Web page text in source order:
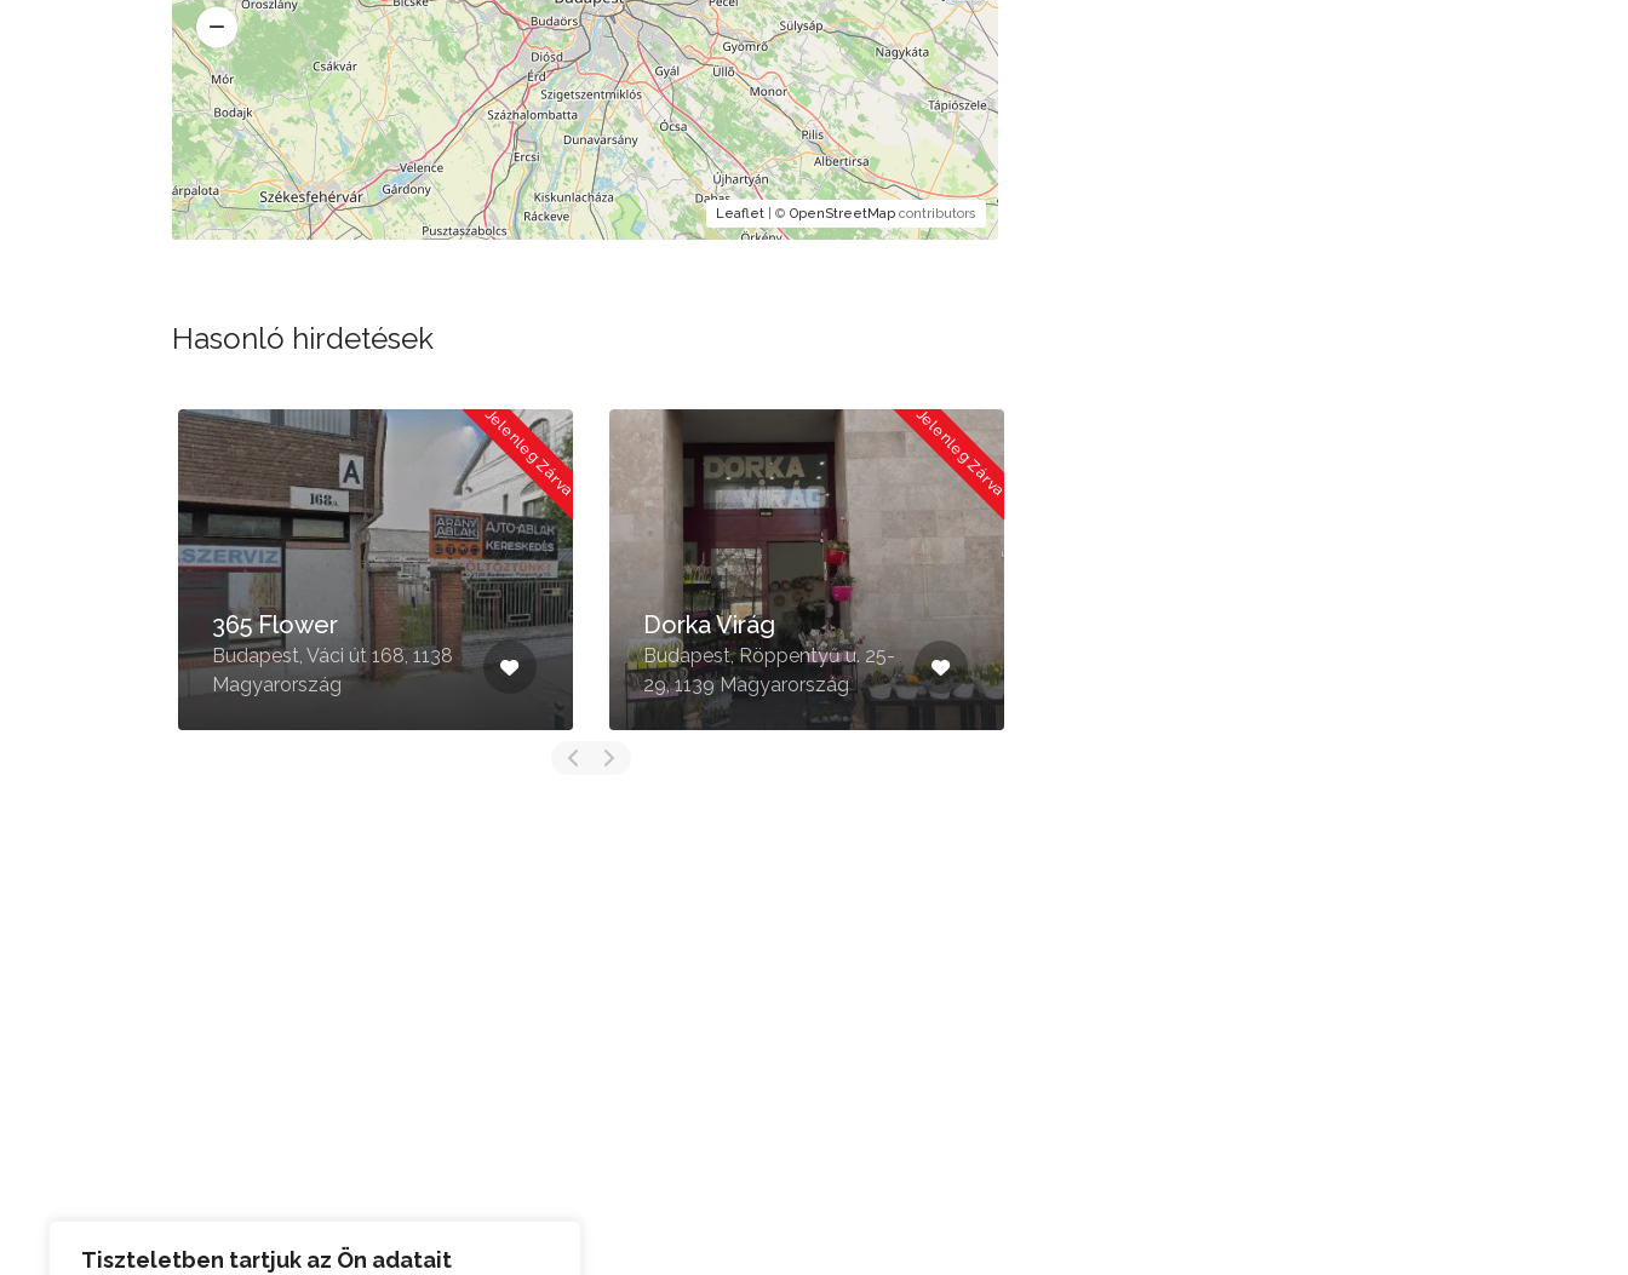
Tiszteletben tartjuk az Ön adatait
Leaflet| © OpenStreetMapcontributors
Hasonló hirdetések
Jelenleg Zárva
365 Flower
Budapest, Váci út 168, 1138
Magyarország
Jelenleg Zárva
Dorka Virág
Budapest, Röppentyű u. 25-
29, 1139 Magyarország